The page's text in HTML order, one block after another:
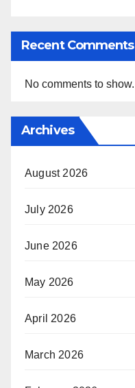
Recent Comments
No comments to show.
Archives
August 2026
July 2026
June 2026
May 2026
April 2026
March 2026